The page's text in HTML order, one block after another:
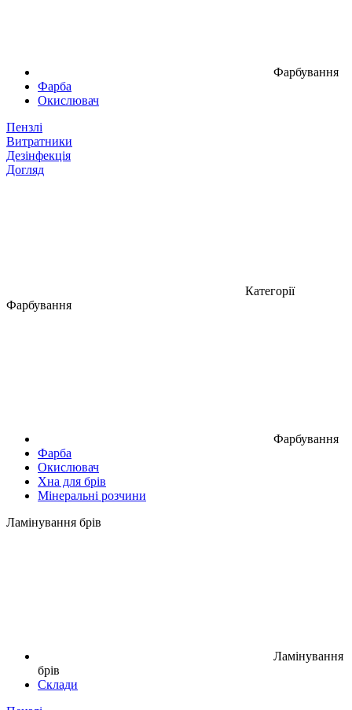
Фарбування
Фарба
Окислювач
Пензлі
Витратники
Дезінфекція
Догляд
Категорії
Фарбування
Фарбування
Фарба
Окислювач
Хна для брів
Мінеральні розчини
Ламінування брів
Ламінування
брів
Склади